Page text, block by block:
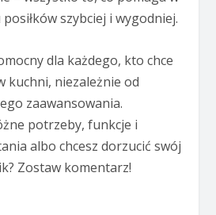
szybciej i wygodniej.
dla każdego, kto chce
kuchni, niezależnie od
zaawansowania.
potrzeby, funkcje i
albo chcesz dorzucić swój
Zostaw komentarz!